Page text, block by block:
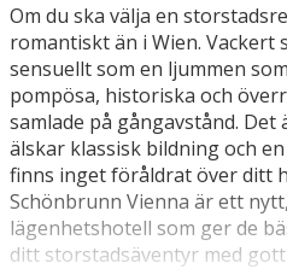
Om du ska välja en
romantiskt än i Wien. Vackert
sensuellt som en ljummen
pompösa, historiska och
samlade på gångavstånd.
älskar klassisk bildning och
finns inget föråldrat över ditt
Schönbrunn Vienna är ett
lägenhetshotell som ger de
ditt storstadsäventyr med